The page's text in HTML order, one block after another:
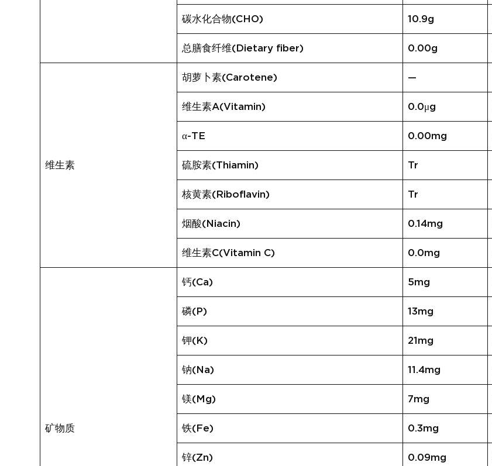
碳水化合物(CHO) 10.9g
总膳食纤维(Dietary fiber) 0.00g
维生素
胡萝卜素(Carotene) —
维生素A(Vitamin) 0.0μg
α-TE 0.00mg
硫胺素(Thiamin) Tr
核黄素(Riboflavin) Tr
烟酸(Niacin) 0.14mg
维生素C(Vitamin C) 0.0mg
矿物质
钙(Ca) 5mg
磷(P) 13mg
钾(K) 21mg
钠(Na) 11.4mg
镁(Mg) 7mg
铁(Fe) 0.3mg
锌(Zn) 0.09mg